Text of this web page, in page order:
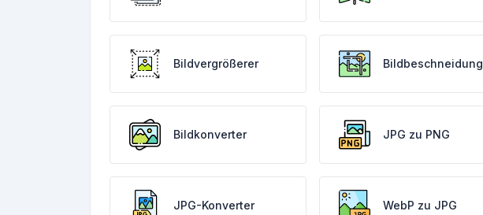
Bildvergrößerer Bildbeschneidung
Bildkonverter JPG zu PNG
JPG-Konverter WebP zu JPG